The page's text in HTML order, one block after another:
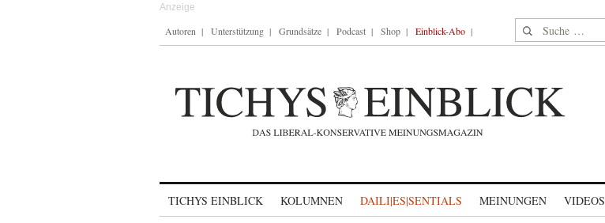
Autoren Unterstützung Grundsätze Podcast Shop Einblick-Abo Suche nach:
TICHYS EINBLICK KOLUMNEN DAILI|ES|SENTIALS MEINUNGEN VIDEOS